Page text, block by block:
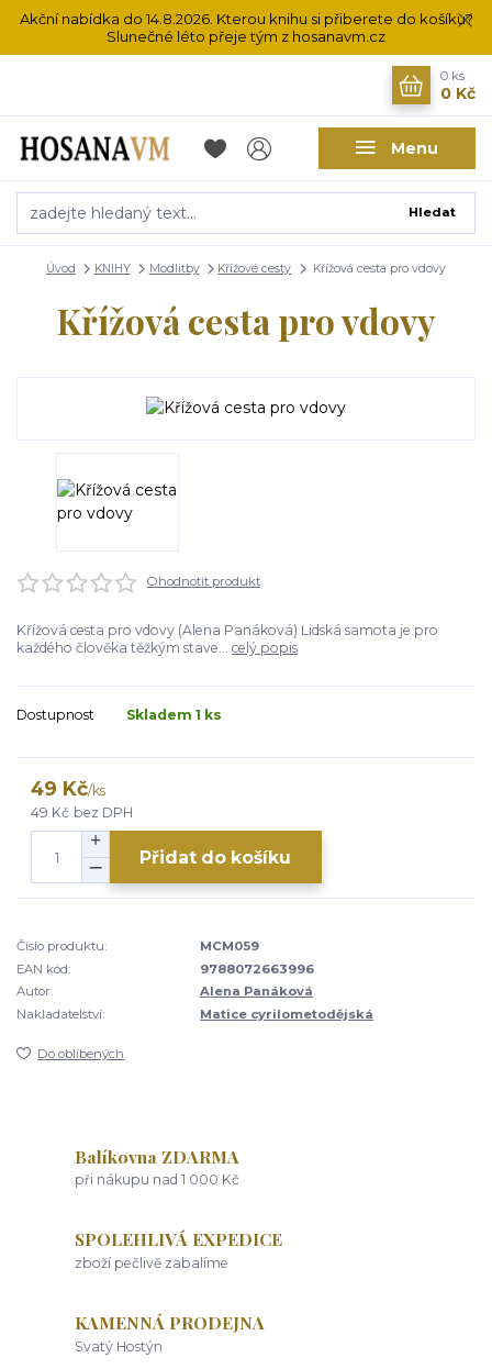
Akční nabídka do 14.8.2026. Kterou knihu si přiberete do košíku?
Slunečné léto přeje tým z hosanavm.cz
Menu
Hledat
0 ks
0 Kč
Úvod KNIHY Modlitby Křížové cesty Křížová cesta pro vdovy
Křížová cesta pro vdovy
Ohodnotit produkt
Křížová cesta pro vdovy (Alena Panáková) Lidská samota je pro
každého člověka těžkým stave... celý popis
Dostupnost Skladem 1 ks
49 Kč/ks
49 Kč bez DPH
Přidat do košíku
Číslo produktu:
MCM059
EAN kód:
9788072663996
Autor:
Alena Panáková
Nakladatelství:
Matice cyrilometodějská
Do oblíbených
Balíkovna ZDARMA
při nákupu nad 1 000 Kč
SPOLEHLIVÁ EXPEDICE
zboží pečlivě zabalíme
KAMENNÁ PRODEJNA
Svatý Hostýn